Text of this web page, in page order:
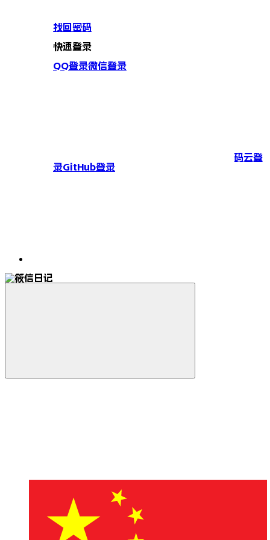
找回密码
快速登录
QQ登录微信登录
码云登
录GitHub登录